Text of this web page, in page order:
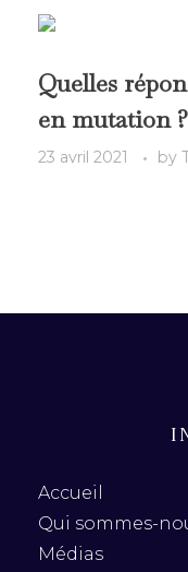
Quelles
en mutation ?
23 avril 2021 by
Accueil
Qui sommes-
Médias